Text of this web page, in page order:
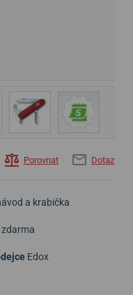
Porovnat Dotaz
a krabička
Edox
23 950 Kč